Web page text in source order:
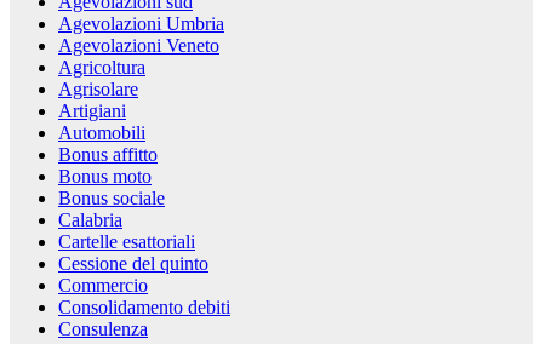
Agevolazioni Umbria
Agevolazioni Veneto
Agricoltura
Agrisolare
Artigiani
Automobili
Bonus affitto
Bonus moto
Bonus sociale
Calabria
Cartelle esattoriali
Cessione del quinto
Commercio
Consolidamento debiti
Consulenza